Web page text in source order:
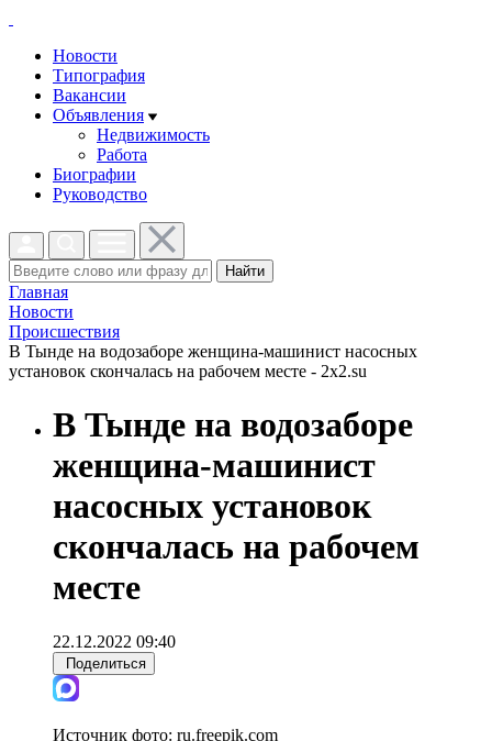
Новости
Типография
Вакансии
Объявления
Недвижимость
Работа
Биографии
Руководство
Найти
Главная
Новости
Проиcшествия
В Тынде на водозаборе женщина-машинист насосных
установок скончалась на рабочем месте - 2x2.su
В Тынде на водозаборе
женщина-машинист
насосных установок
скончалась на рабочем
месте
22.12.2022 09:40
Поделиться
Источник фото: ru.freepik.com